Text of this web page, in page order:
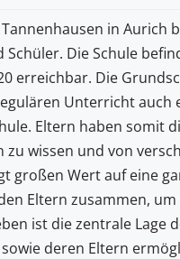
in Aurich
Die Schule
erreichbar. Die
Unterricht auch
Eltern haben somit
wissen und von
großen Wert auf eine
Eltern zusammen,
ist die zentrale Lage
deren Eltern